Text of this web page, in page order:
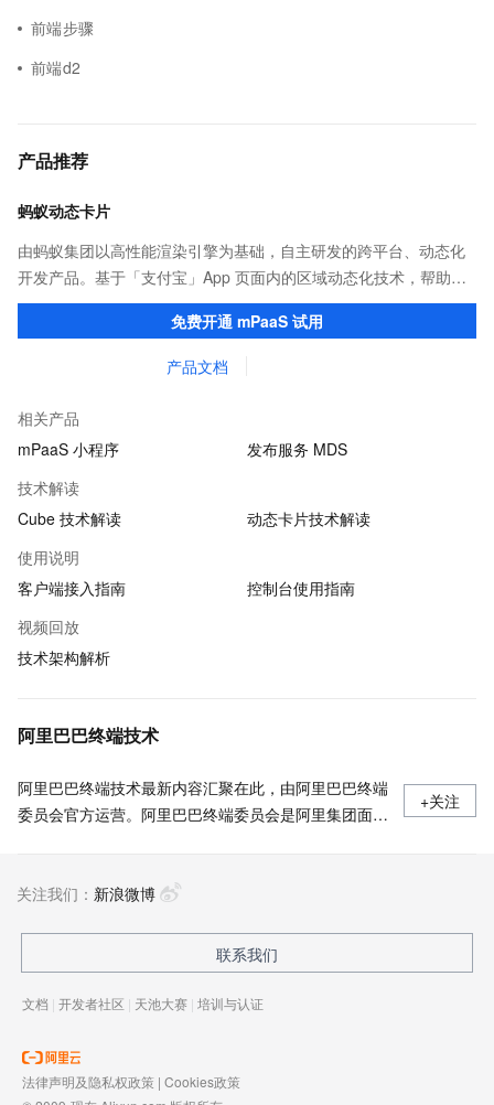
前端步骤
前端d2
产品推荐
蚂蚁动态卡片
由蚂蚁集团以高性能渲染引擎为基础，自主研发的跨平台、动态化
开发产品。基于「支付宝」App 页面内的区域动态化技术，帮助客
户提升研发效率的同时，追求轻量、流畅的 App 性能体验。
免费开通 mPaaS 试用
产品文档
相关产品
mPaaS 小程序
发布服务 MDS
技术解读
Cube 技术解读
动态卡片技术解读
使用说明
客户端接入指南
控制台使用指南
视频回放
技术架构解析
阿里巴巴终端技术
阿里巴巴终端技术最新内容汇聚在此，由阿里巴巴终端
委员会官方运营。阿里巴巴终端委员会是阿里集团面向
策略和目标并落地执行，推动终端技术发展，帮助工程
巴终端域的官方公众号：阿里巴巴终端技术，欢迎关
注。
+关注
关注我们： 新浪微博
联系我们
文档 | 开发者社区 | 天池大赛 | 培训与认证
法律声明及隐私权政策 | Cookies政策